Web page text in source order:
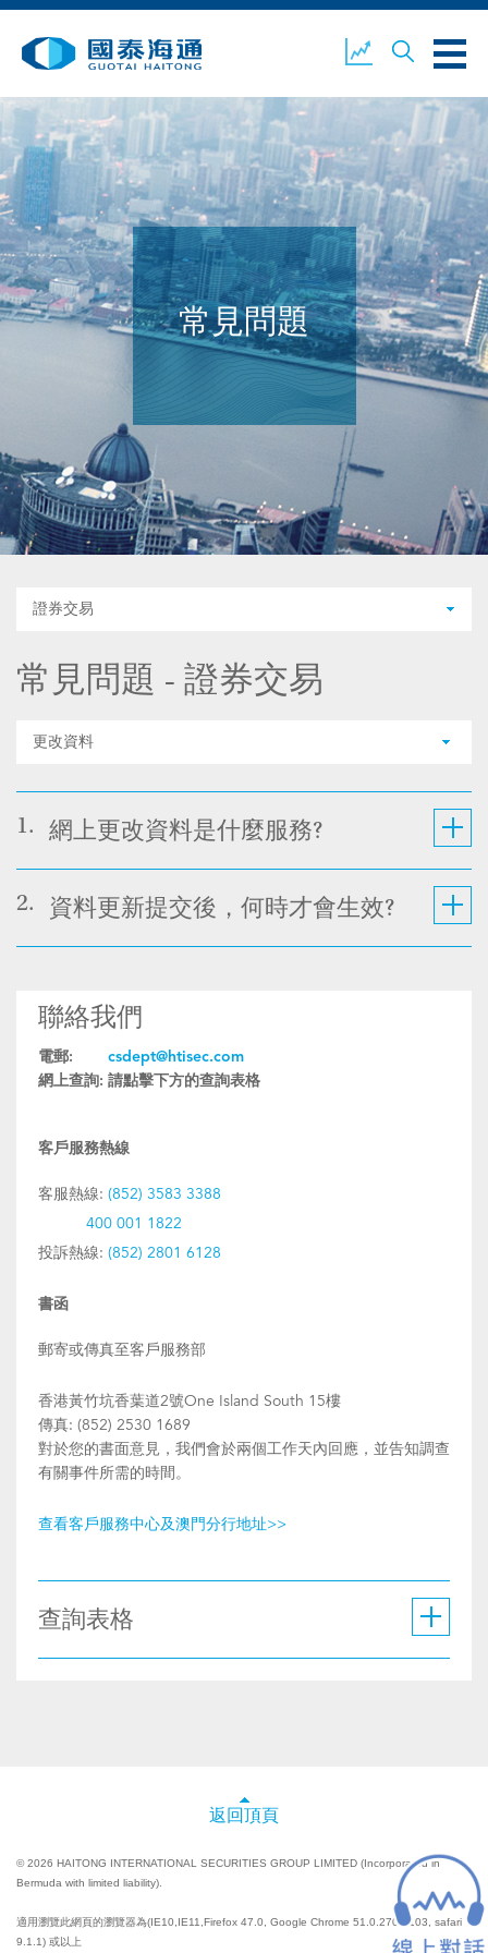
業務概覽 公司新聞
環境、社會及企業管治 國泰海通證券 聯絡我們
常見問題
證券交易
常見問題 - 證券交易
更改資料
1. 網上更改資料是什麼服務?
2. 資料更新提交後，何時才會生效?
聯絡我們
電郵:
csdept@htisec.com
網上查詢: 請點擊下方的查詢表格
客戶服務熱線
客服熱線: (852) 3583 3388
400 001 1822
投訴熱線: (852) 2801 6128
書函
郵寄或傳真至客戶服務部
香港黃竹坑香葉道2號One Island South 15樓
傳真: (852) 2530 1689
對於您的書面意見，我們會於兩個工作天內回應，並告知調查
有關事件所需的時間。
查看客戶服務中心及澳門分行地址>>
查詢表格
返回頂頁
© 2026 HAITONG INTERNATIONAL SECURITIES GROUP LIMITED (Incorporated in
Bermuda with limited liability).
適用瀏覽此網頁的瀏覽器為(IE10,IE11,Firefox 47.0, Google Chrome 51.0.2704.103, safari
9.1.1) 或以上